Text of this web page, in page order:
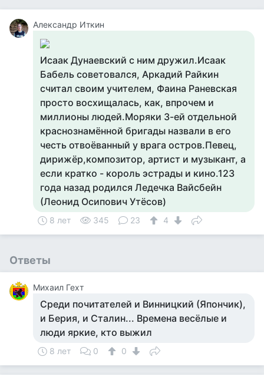
Александр Иткин
Исаак Дунаевский с ним дружил.Исаак
Бабель советовался, Аркадий Райкин
считал своим учителем, Фаина Раневская
просто восхищалась, как, впрочем и
миллионы людей.Моряки 3-ей отдельной
краснознамённой бригады назвали в его
честь отвоёванный у врага остров.Певец,
дирижёр,композитор, артист и музыкант, а
если кратко - король эстрады и кино.123
года назад родился Ледечка Вайсбейн
(Леонид Осипович Утёсов)
8 лет 345 23 4
Ответы
Михаил Гехт
Среди почитателей и Винницкий (Япончик),
и Берия, и Сталин... Времена весёлые и
люди яркие, кто выжил
8 лет 0 0